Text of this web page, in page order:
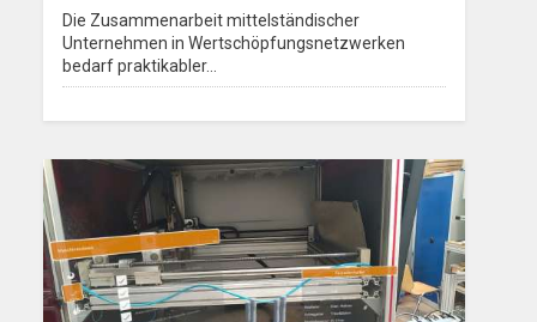
Die Zusammenarbeit mittelständischer
Unternehmen in Wertschöpfungsnetzwerken
bedarf praktikabler…